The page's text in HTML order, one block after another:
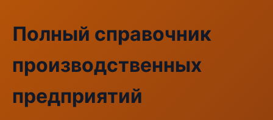
Полный справочник
производственных
предприятий